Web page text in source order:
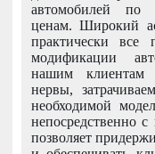
автомобилей
ценам. Широкий
практически все
модификации
нашим клиентам
нервы,
необходимой
непосредственно
позволяет